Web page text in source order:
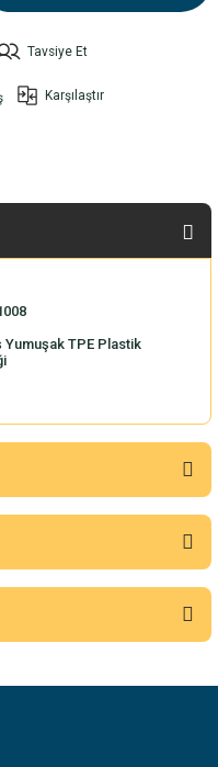
Tavsiye Et
Karşılaştır
TPE Plastik
siz yapın!